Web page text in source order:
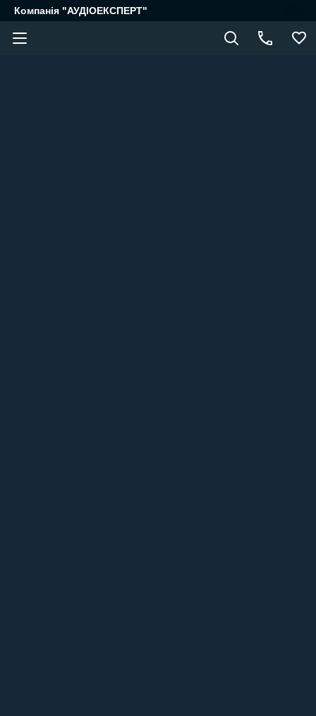
Компанія "АУДІОЕКСПЕРТ"